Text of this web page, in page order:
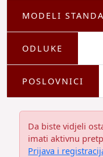
MODELI
ODLUKE
POSLOVNICI
Da biste vidjeli
imati aktivnu
Prijava i